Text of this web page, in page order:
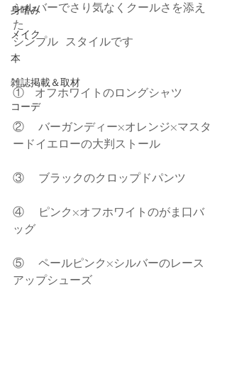
身嗜み
メイク
本
雑誌掲載＆取材
コーデ
シルバーでさり気なくクールさを添え
た
シンプル  スタイルです
①   オフホワイトのロングシャツ
②    バーガンディー×オレンジ×マスタ
ードイエローの大判ストール
③    ブラックのクロップドパンツ
④    ピンク×オフホワイトのがま口バ
ッグ
⑤    ペールピンク×シルバーのレース
アップシューズ